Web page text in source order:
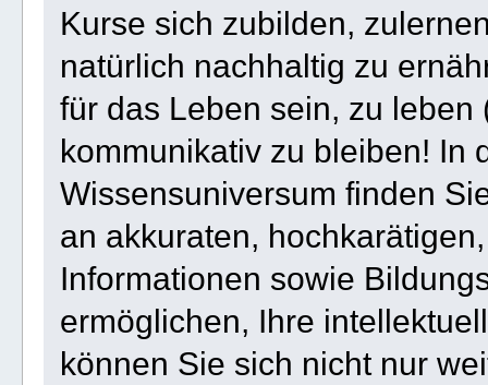
Kurse sich zubilden,
natürlich nachhaltig zu
für das Leben sein, zu
kommunikativ zu bleiben! In
Wissensuniversum finden
an akkuraten,
Informationen sowie
ermöglichen, Ihre
können Sie sich nicht nur